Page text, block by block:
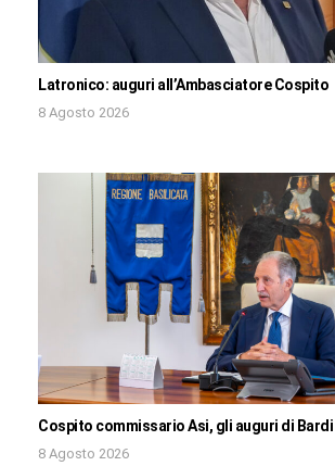
Latronico: auguri all’Ambasciatore Cospito
8 Agosto 2026
Cospito commissario Asi, gli auguri di Bardi
8 Agosto 2026